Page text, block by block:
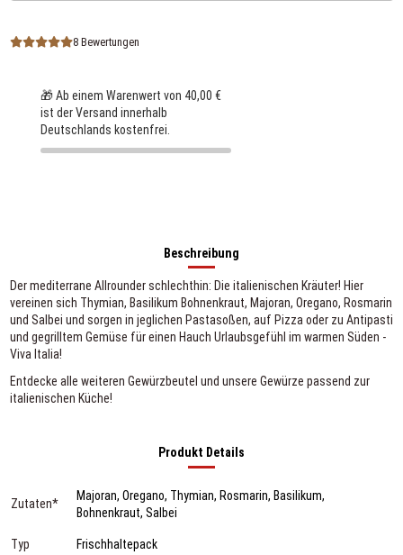
8 Bewertungen
🎁 Ab einem Warenwert von 40,00 €
ist der Versand innerhalb
Deutschlands kostenfrei.
Beschreibung
Der mediterrane Allrounder schlechthin: Die italienischen Kräuter! Hier
vereinen sich Thymian, Basilikum Bohnenkraut, Majoran, Oregano, Rosmarin
und Salbei und sorgen in jeglichen Pastasoßen, auf Pizza oder zu Antipasti
und gegrilltem Gemüse für einen Hauch Urlaubsgefühl im warmen Süden -
Viva Italia!
Entdecke alle weiteren Gewürzbeutel und unsere Gewürze passend zur
italienischen Küche!
Produkt Details
Zutaten*
Majoran, Oregano, Thymian, Rosmarin, Basilikum,
Bohnenkraut, Salbei
Typ Frischhaltepack